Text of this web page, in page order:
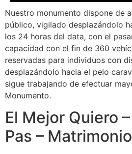
Nuestro monumento dispone de
público, vigilado desplazándolo
los 24 horas del data, con el
capacidad con el fin de 360
reservadas para individuos con
desplazándolo hacia el pelo
sigue trabajando de efectuar
Monumento.
El Mejor Quiero
Pas –